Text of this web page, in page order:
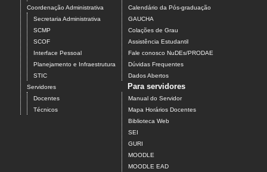
Coordenação Administrativa
Secretaria Administrativa
SCMP
SCOF
Interface Pessoal
Planejamento e Infraestrutura
STIC
Servidores
Docentes
Técnicos
Calendário da Pós-graduação
GAUCHA
Colações de Grau
Assistência Estudantil
Fale conosco NuDEs/PRODAE
Dúvidas Frequentes
Dados Abertos
Para servidores
Manual do Servidor
Mapa Horários Docentes
Biblioteca Web
SEI
GURI
MOODLE
MOODLE EAD